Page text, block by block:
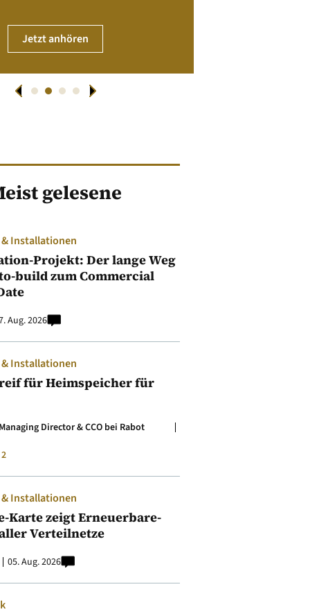
Jetzt anhören
gelesene
Installationen
Projekt: Der lange Weg
build zum Commercial
Aug. 2026
Installationen
für Heimspeicher für
Director & CCO bei Rabot
2
Installationen
Karte zeigt Erneuerbare-
Verteilnetze
05. Aug. 2026